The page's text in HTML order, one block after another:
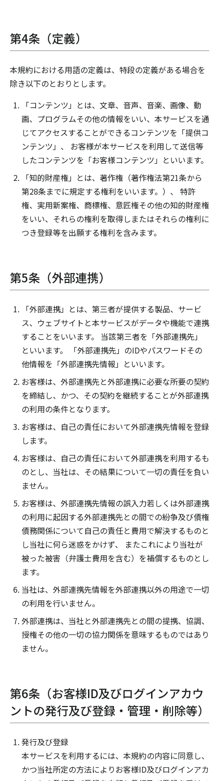
第4条（定義）
本規約における用語の定義は、特段の定義がある場合を
除き以下のとおりとします。
「コンテンツ」とは、文章、音声、音楽、画像、動
画、プログラムその他の情報をいい、本サービスを通
じてアクセスすることができるコンテンツを「提供コ
ンテンツ」、 お客様が本サービスを利用して送信等
したコンテンツを「お客様コンテンツ」といいます。
「知的財産権」とは、著作権（著作権法第21条から
第28条までに規定する権利をいいます。）、 特許
権、実用新案権、商標権、意匠権その他の知的財産権
をいい、それらの権利を取得しまたはそれらの権利に
つき登録等を出願する権利を含みます。
第5条（外部連携）
「外部連携」とは、第三者が提供する製品、サービ
ス、ウェブサイトと本サービスがデータや機能で連携
することをいいます。 当該第三者を「外部連携先」
といいます。 「外部連携先」のIDやパスワードその
他情報を「外部連携先情報」といいます。
お客様は、外部連携先と外部連携に必要な所要の契約
を締結し、かつ、その契約を継続することが外部連携
の利用の条件となります。
お客様は、自己の責任において外部連携先情報を登録
します。
お客様は、自己の責任において外部連携を利用するも
のとし、当社は、その結果について一切の責任を負い
ません。
お客様は、外部連携先情報の誤入力若しくは外部連携
の利用に起因する外部連携先との間での紛争及び債権
債務関係について自己の責任と費用で解決するものと
し当社に何ら迷惑をかけず、 またこれにより当社が
被った被害（弁護士費用を含む）を補償するものとし
ます。
当社は、外部連携先情報を外部連携以外の用途で一切
の利用を行いません。
外部連携は、当社と外部連携先との間の提携、協調、
授権その他の一切の協力関係を意味するものではあり
ません。
第6条（お客様ID及びログインアカウ
ントの発行及び登録・管理・削除等）
発行及び登録
本サービスを利用するには、本規約の内容に同意し、
かつ当社所定の方法によりお客様ID及びログインアカ